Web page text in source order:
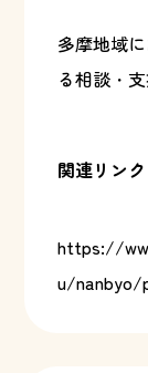
多摩地域
る相談・
関連リンク
https://
u/